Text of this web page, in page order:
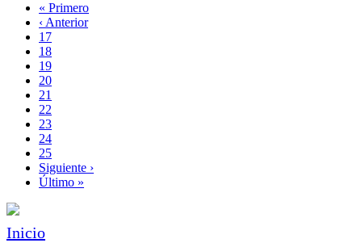
Paginación
Primera
página
« Primero
Página
anterior
‹ Anterior
Page
17
Page
18
Page
19
Page
20
Página
actual
21
Page
22
Page
23
Page
24
Page
25
Siguiente
página
Siguiente ›
Última
Último »
Inicio